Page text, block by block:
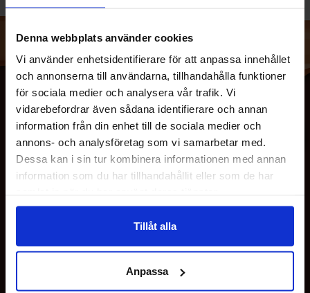
Denna webbplats använder cookies
Vi använder enhetsidentifierare för att anpassa innehållet
och annonserna till användarna, tillhandahålla funktioner
för sociala medier och analysera vår trafik. Vi
vidarebefordrar även sådana identifierare och annan
information från din enhet till de sociala medier och
annons- och analysföretag som vi samarbetar med.
Dessa kan i sin tur kombinera informationen med annan
information som du har tillhandahållit eller som de har
Tillåt alla
Anpassa
ASIAKASPALVELU